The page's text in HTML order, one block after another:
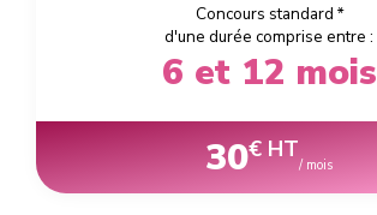
Concours standard *
d'une durée comprise entre :
6 et 12 mois
30€ HT
/ mois